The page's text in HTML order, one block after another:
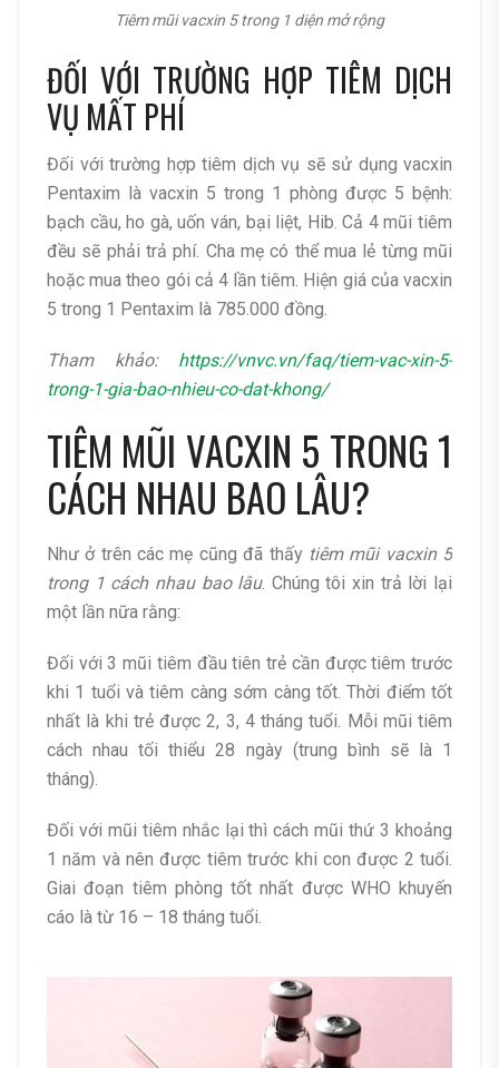
Tiêm mũi vacxin 5 trong 1 diện mở rộng
ĐỐI VỚI TRƯỜNG HỢP TIÊM DỊCH
VỤ MẤT PHÍ
Đối với trường hợp tiêm dịch vụ sẽ sử dụng vacxin
Pentaxim là vacxin 5 trong 1 phòng được 5 bệnh:
bạch cầu, ho gà, uốn ván, bại liệt, Hib. Cả 4 mũi tiêm
đều sẽ phải trả phí. Cha mẹ có thể mua lẻ từng mũi
hoặc mua theo gói cả 4 lần tiêm. Hiện giá của vacxin
5 trong 1 Pentaxim là 785.000 đồng.
Tham khảo: https://vnvc.vn/faq/tiem-vac-xin-5-
trong-1-gia-bao-nhieu-co-dat-khong/
TIÊM MŨI VACXIN 5 TRONG 1
CÁCH NHAU BAO LÂU?
Như ở trên các mẹ cũng đã thấy tiêm mũi vacxin 5
trong 1 cách nhau bao lâu. Chúng tôi xin trả lời lại
một lần nữa rằng:
Đối với 3 mũi tiêm đầu tiên trẻ cần được tiêm trước
khi 1 tuổi và tiêm càng sớm càng tốt. Thời điểm tốt
nhất là khi trẻ được 2, 3, 4 tháng tuổi. Mỗi mũi tiêm
cách nhau tối thiểu 28 ngày (trung bình sẽ là 1
tháng).
Đối với mũi tiêm nhắc lại thì cách mũi thứ 3 khoảng
1 năm và nên được tiêm trước khi con được 2 tuổi.
Giai đoạn tiêm phòng tốt nhất được WHO khuyến
cáo là từ 16 – 18 tháng tuổi.